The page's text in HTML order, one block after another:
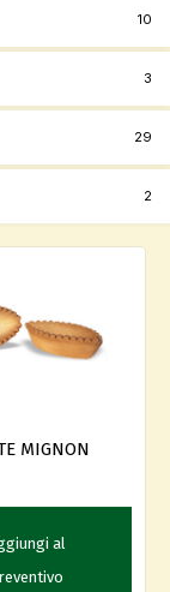
10
3
29
2
MIGNON
al